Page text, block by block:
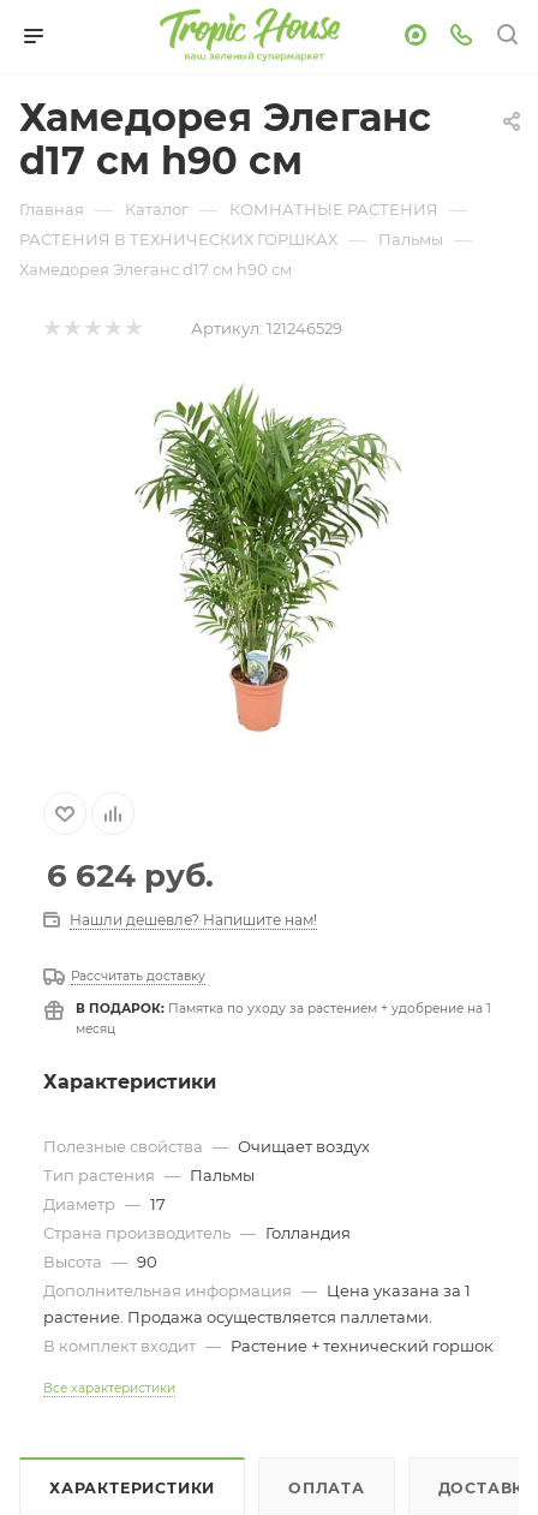
Хамедорея Элеганс
d17 см h90 см
Главная — Каталог — КОМНАТНЫЕ РАСТЕНИЯ —
РАСТЕНИЯ В ТЕХНИЧЕСКИХ ГОРШКАХ — Пальмы —
Хамедорея Элеганс d17 см h90 см
Артикул: 121246529
6 624 руб.
Нашли дешевле? Напишите нам!
Рассчитать доставку
В ПОДАРОК: Памятка по уходу за растением + удобрение на 1
месяц
Характеристики
Полезные свойства — Очищает воздух
Тип растения — Пальмы
Диаметр — 17
Страна производитель — Голландия
Высота — 90
Дополнительная информация — Цена указана за 1
растение. Продажа осуществляется паллетами.
В комплект входит — Растение + технический горшок
Все характеристики
ХАРАКТЕРИСТИКИ ОПЛАТА ДОСТАВКА